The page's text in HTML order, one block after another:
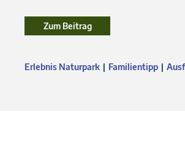
Zum BeitragZum Beitrag
Erlebnis Naturpark Familientipp